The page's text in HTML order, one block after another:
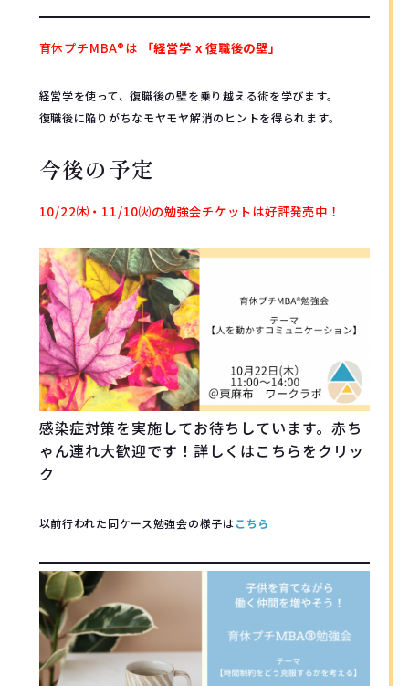
育休プチMBA®︎は 「経営学 x 復職後の壁」
経営学を使って、復職後の壁を乗り越える術を学びます。
復職後に陥りがちなモヤモヤ解消のヒントを得られます。
今後の予定
10/22㈭・11/10㈫の勉強会チケットは好評発売中！
感染症対策を実施してお待ちしています。赤ち
ゃん連れ大歓迎です！詳しくはこちらをクリッ
ク
以前行われた同ケース勉強会の様子はこちら